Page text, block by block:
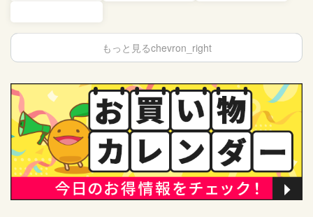
もっと見るchevron_right